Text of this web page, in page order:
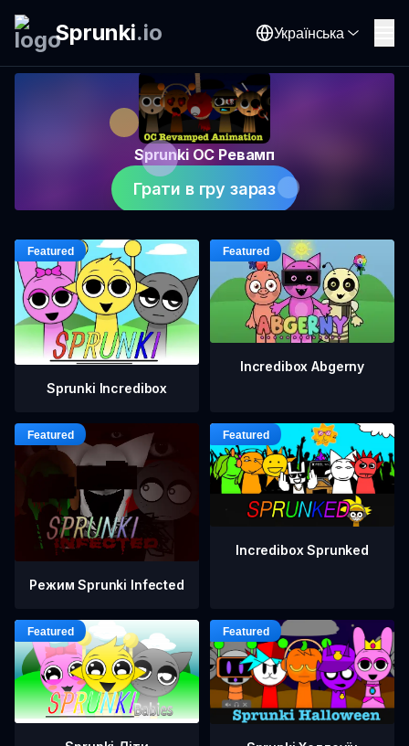
Sprunki.io Українська
Sprunki OC Ревамп
Грати в гру зараз
Sprunki Incredibox
Incredibox Abgerny
Режим Sprunki Infected
Incredibox Sprunked